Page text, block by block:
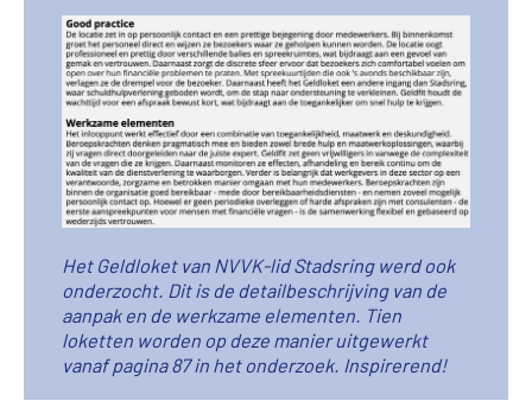
Het Geldloket van NVVK-lid Stadsring werd ook
onderzocht. Dit is de detailbeschrijving van de
aanpak en de werkzame elementen. Tien
loketten worden op deze manier uitgewerkt
vanaf pagina 87 in het onderzoek. Inspirerend!